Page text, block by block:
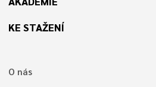
KE STAŽENÍ
O nás